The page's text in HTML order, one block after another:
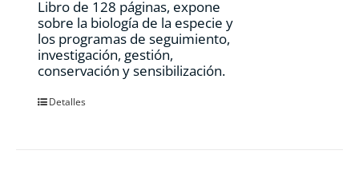
Libro de 128 páginas, expone
sobre la biología de la especie y
los programas de seguimiento,
investigación, gestión,
conservación y sensibilización.
Detalles